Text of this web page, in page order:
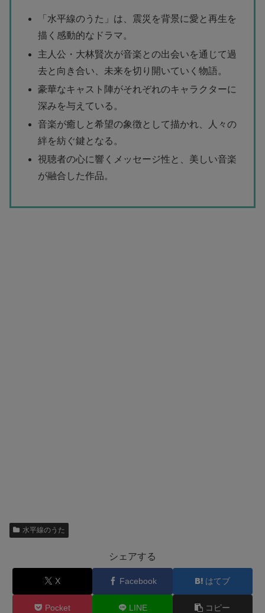
「水平線のうた」は、震災を背景に愛と再生を
描く感動的なドラマ。
主人公・大林賢次が音楽との出会いを通じて過
去と向き合い、未来を切り開いていく物語。
豪華なキャスト陣がそれぞれのキャラクターに
深みを与えている。
音楽が癒しと希望の象徴として描かれ、人々の
絆を紡ぐ鍵となる。
視聴者の心に響くメッセージ性と、美しい音楽
が融合した作品。
水平線のうた
シェアする
X Facebook はてブ
Pocket LINE コピー